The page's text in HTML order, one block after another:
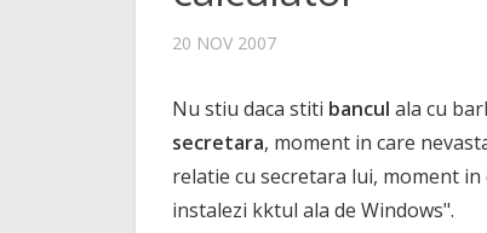
20 NOV 2007
Nu stiu daca stiti bancul ala cu
secretara, moment in care
relatie cu secretara lui, moment
instalezi kktul ala de Windows".